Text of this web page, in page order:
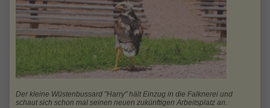
Der kleine Wüstenbussard "Harry" hält Einzug in die Falknerei und
schaut sich schon mal seinen neuen zukünftigen Arbeitsplatz an.